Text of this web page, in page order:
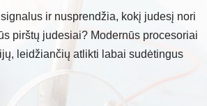
ir nusprendžia, kokį judesį nori
pirštų judesiai? Modernūs procesoriai
leidžiančių atlikti labai sudėtingus